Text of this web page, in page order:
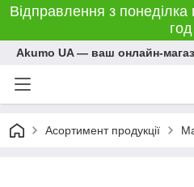
Відправлення з
год
Akumo UA — ваш онлайн-
Асортимент продукції